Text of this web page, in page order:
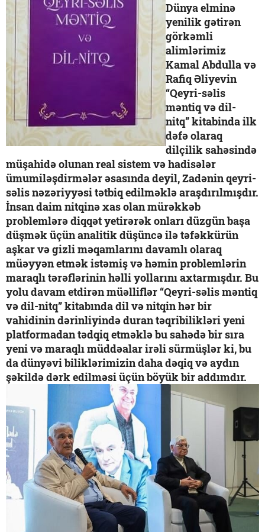
Dünya elminə
yenilik gətirən
görkəmli
alimlərimiz
Kamal Abdulla və
Rafiq Əliyevin
“Qeyri-səlis
məntiq və dil-
nitq” kitabinda ilk
dəfə olaraq
dilçilik sahəsində
müşahidə olunan real sistem və hadisələr
ümumiləşdirmələr əsasında deyil, Zadənin qeyri-
səlis nəzəriyyəsi tətbiq edilməklə araşdırılmışdır.
İnsan daim nitqinə xas olan mürəkkəb
problemlərə diqqət yetirərək onları düzgün başa
düşmək üçün analitik düşüncə ilə təfəkkürün
aşkar və gizli məqamlarını davamlı olaraq
müəyyən etmək istəmiş və həmin problemlərin
maraqlı tərəflərinin həlli yollarını axtarmışdır. Bu
yolu davam etdirən müəlliflər “Qeyri-səlis məntiq
və dil-nitq” kitabında dil və nitqin hər bir
vahidinin dərinliyində duran təqribilikləri yeni
platformadan tədqiq etməklə bu sahədə bir sıra
yeni və maraqlı müddəalar irəli sürmüşlər ki, bu
da dünyəvi biliklərimizin daha dəqiq və aydın
şəkildə dərk edilməsi üçün böyük bir addımdır.